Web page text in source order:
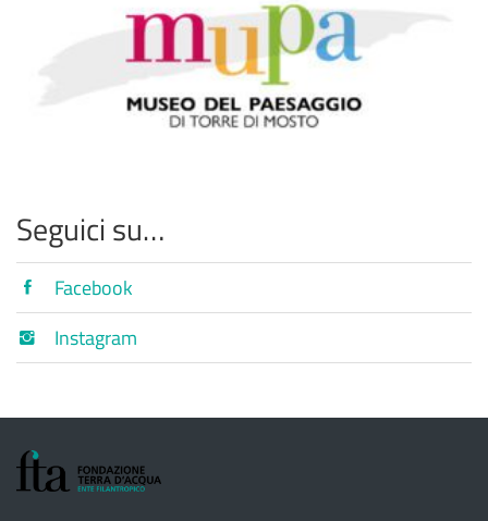
Seguici su…
Facebook
Instagram